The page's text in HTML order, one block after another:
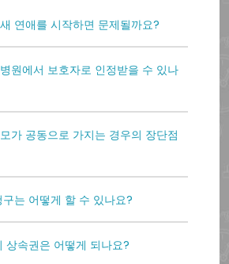
연애를 시작하면 문제될까요?
원에서 보호자로 인정받을 수 있나
가 공동으로 가지는 경우의 장단점
는 어떻게 할 수 있나요?
상속권은 어떻게 되나요?